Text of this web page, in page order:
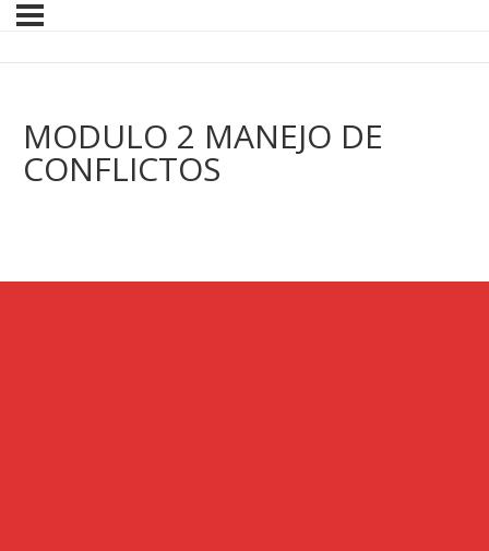
MODULO 2 MANEJO DE
CONFLICTOS